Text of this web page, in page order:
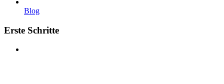
Blog
Erste Schritte